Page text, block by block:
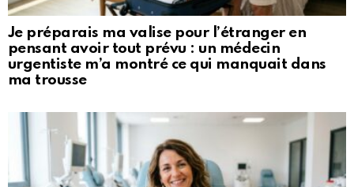
Je préparais ma valise pour l’étranger en
pensant avoir tout prévu : un médecin
urgentiste m’a montré ce qui manquait dans
ma trousse